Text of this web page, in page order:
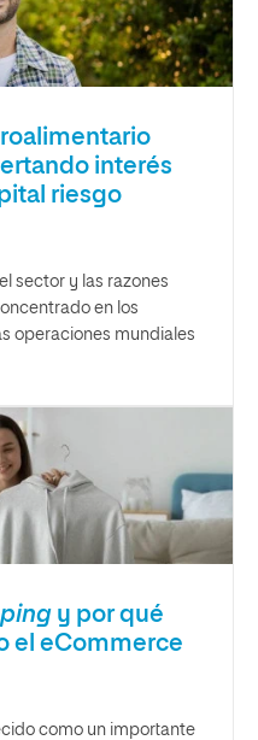
interés
riesgo
sector y las razones
en los
operaciones mundiales
y por qué
el eCommerce
como un importante